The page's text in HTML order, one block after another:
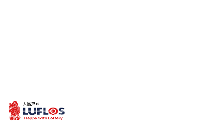
2025.10.30
全107７回ハロウィンジャンボミニ抽選結果【アカマル】1等前後賞 5千万